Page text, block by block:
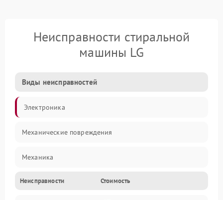
Неисправности стиральной
машины LG
Виды неисправностей
Электроника
Механические повреждения
Механика
Электропитание
Неисправности Стоимость